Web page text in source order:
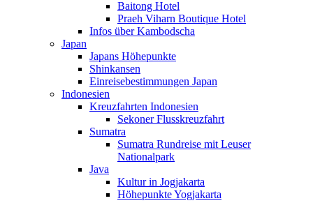
Baitong Hotel
Praeh Viharn Boutique Hotel
Infos über Kambodscha
Japan
Japans Höhepunkte
Shinkansen
Einreisebestimmungen Japan
Indonesien
Kreuzfahrten Indonesien
Sekoner Flusskreuzfahrt
Sumatra
Sumatra Rundreise mit Leuser
Nationalpark
Java
Kultur in Jogjakarta
Höhepunkte Yogjakarta